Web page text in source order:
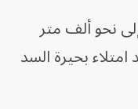
نحو ألف متر
بعد امتلاء بحيرة السد